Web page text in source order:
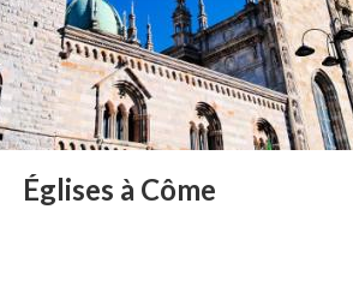
Églises à Côme